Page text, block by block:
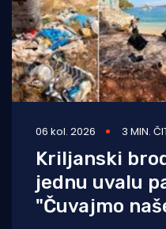
06 kol. 2026 3 MIN.
Kriljanski
jednu uvalu
"Čuvajmo